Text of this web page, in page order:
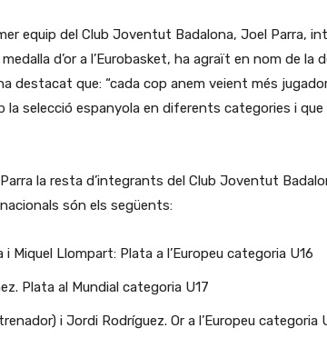
equip del Club Joventut Badalona, Joel Parra,
d’or a l’Eurobasket, ha agraït en nom de
destacat que: “cada cop anem veient més
la selecció espanyola en diferents categories i
la resta d’integrants del Club Joventut
són els següents:
i Miquel Llompart: Plata a l’Europeu categoria U16
Plata al Mundial categoria U17
i Jordi Rodríguez. Or a l’Europeu categoria